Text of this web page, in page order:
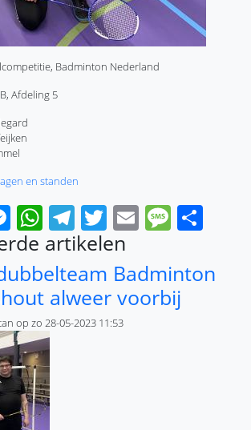
Badminton Nederland
Afdeling 5
en standen
Messenger
WhatsApp
Telegram
Twitter
Email
artikelen
Badminton
alweer voorbij
op zo 28-05-2023 11:53